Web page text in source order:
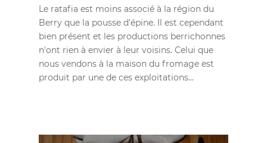
Le ratafia est moins associé à la région du
Berry que la pousse d'épine. Il est cependant
bien présent et les productions berrichonnes
n'ont rien à envier à leur voisins. Celui que
nous vendons à la maison du fromage est
produit par une de ces exploitations...